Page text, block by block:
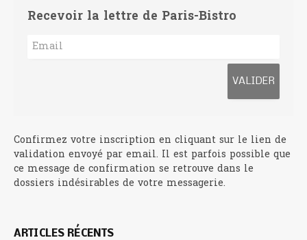
Recevoir la lettre de Paris-Bistro
Confirmez votre inscription en cliquant sur le lien de
validation envoyé par email. Il est parfois possible que
ce message de confirmation se retrouve dans le
dossiers indésirables de votre messagerie.
ARTICLES RÉCENTS